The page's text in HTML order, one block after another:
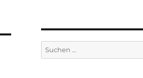
Suchen
nach: